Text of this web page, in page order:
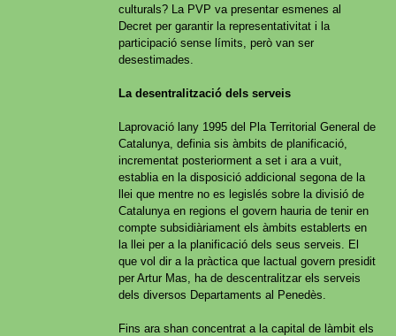
culturals? La PVP va presentar esmenes al
Decret per garantir la representativitat i la
participació sense límits, però van ser
desestimades.
La desentralització dels serveis
Laprovació lany 1995 del Pla Territorial General de
Catalunya, definia sis àmbits de planificació,
incrementat posteriorment a set i ara a vuit,
establia en la disposició addicional segona de la
llei que mentre no es legislés sobre la divisió de
Catalunya en regions el govern hauria de tenir en
compte subsidiàriament els àmbits establerts en
la llei per a la planificació dels seus serveis. El
que vol dir a la pràctica que lactual govern presidit
per Artur Mas, ha de descentralitzar els serveis
dels diversos Departaments al Penedès.
Fins ara shan concentrat a la capital de làmbit els